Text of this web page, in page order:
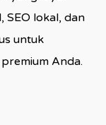
SEO lokal, dan
untuk
Anda.